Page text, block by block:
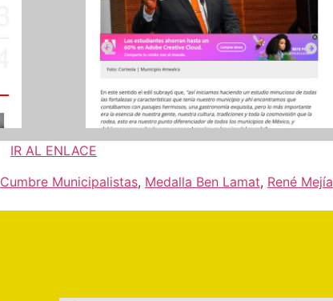
IR AL ENLACE
Cumbre Municipalistas, Medalla Ben Lamat, René Mejía